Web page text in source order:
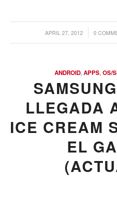
APRIL 27, 2012
/ 0 /
ANDROID,APPS,OS/
LLEGADA
ICE CREAM
EL